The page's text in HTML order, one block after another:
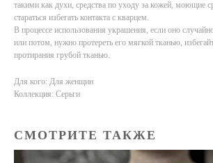
такими как духи, средства по уходу за кожей, моющие
стараться избегать контакта с кварцем.
В процессе использования украшения, если оно
или потом, нужно протереть его мягкой тканью,
протирания грубой тканью.
Для кого: Для женщин
Коллекция: Серьги
СМОТРИТЕ ТАКЖЕ